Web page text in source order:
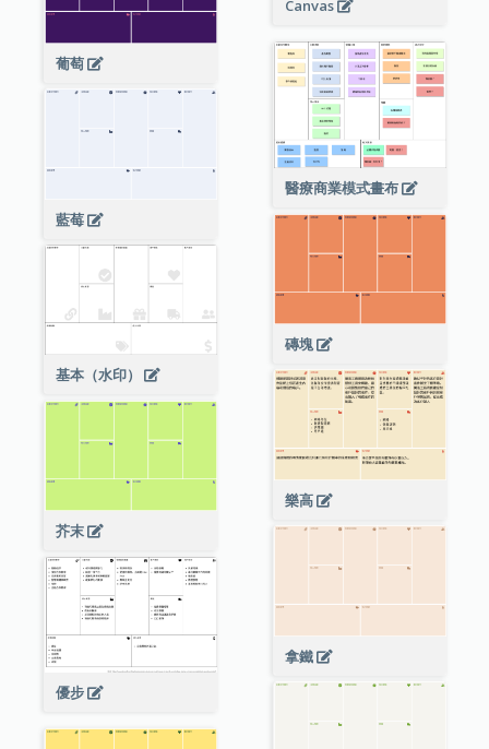
Canvas
葡萄
醫療商業模式畫布
藍莓
磚塊
基本（水印）
樂高
芥末
拿鐵
優步